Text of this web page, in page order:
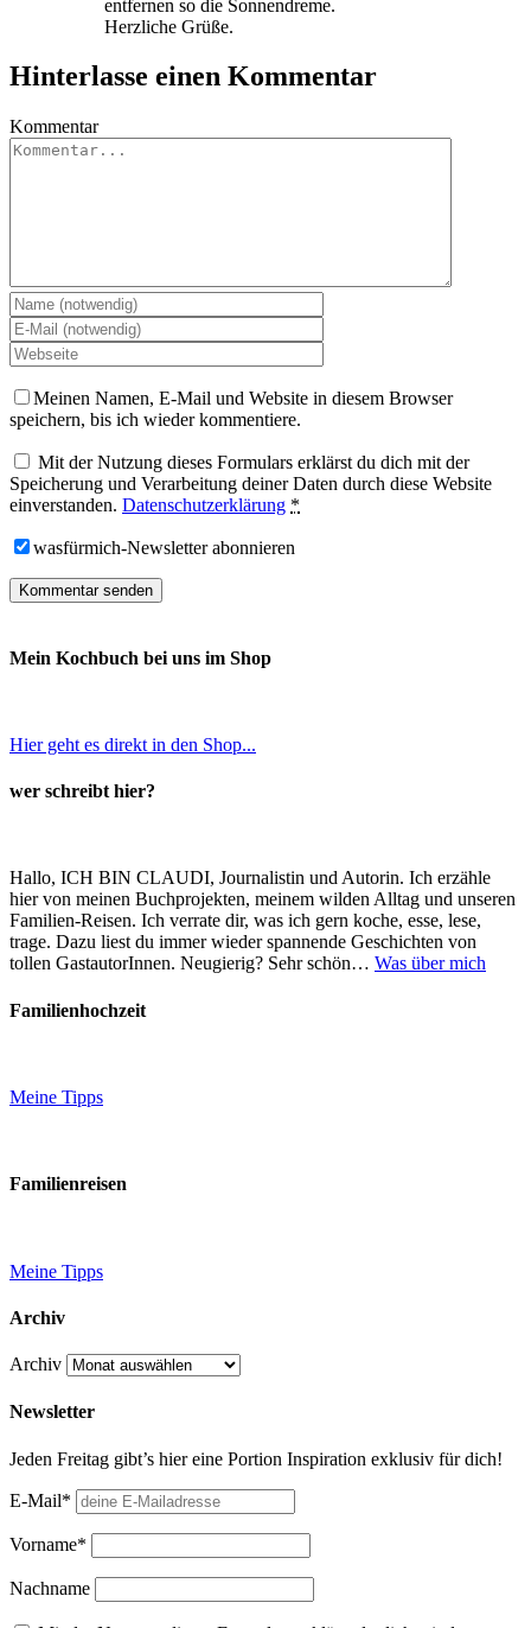
entfernen so die Sonnendreme.
Herzliche Grüße.
Hinterlasse einen Kommentar
Kommentar
Meinen Namen, E-Mail und Website in diesem Browser
speichern, bis ich wieder kommentiere.
Mit der Nutzung dieses Formulars erklärst du dich mit der
Speicherung und Verarbeitung deiner Daten durch diese Website
einverstanden. Datenschutzerklärung *
wasfürmich-Newsletter abonnieren
Mein Kochbuch bei uns im Shop
Hier geht es direkt in den Shop...
wer schreibt hier?
Hallo, ICH BIN CLAUDI, Journalistin und Autorin. Ich erzähle
hier von meinen Buchprojekten, meinem wilden Alltag und unseren
Familien-Reisen. Ich verrate dir, was ich gern koche, esse, lese,
trage. Dazu liest du immer wieder spannende Geschichten von
tollen GastautorInnen. Neugierig? Sehr schön… Was über mich
Familienhochzeit
Meine Tipps
Familienreisen
Meine Tipps
Archiv
Archiv
Newsletter
Jeden Freitag gibt’s hier eine Portion Inspiration exklusiv für dich!
E-Mail*
Vorname*
Nachname